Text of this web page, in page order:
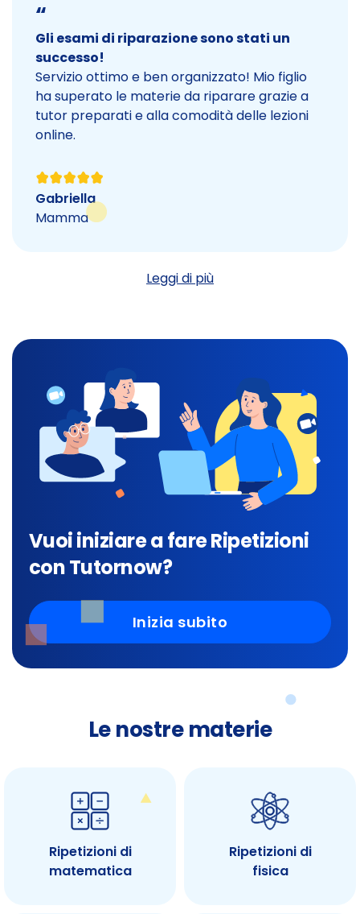
“
Gli esami di riparazione sono stati un
successo!
Servizio ottimo e ben organizzato! Mio figlio
ha superato le materie da riparare grazie a
tutor preparati e alla comodità delle lezioni
online.
Gabriella
Mamma
Leggi di più
Vuoi iniziare a fare Ripetizioni
con Tutornow?
Inizia subito
Le nostre materie
Ripetizioni di
matematica
Ripetizioni di
fisica